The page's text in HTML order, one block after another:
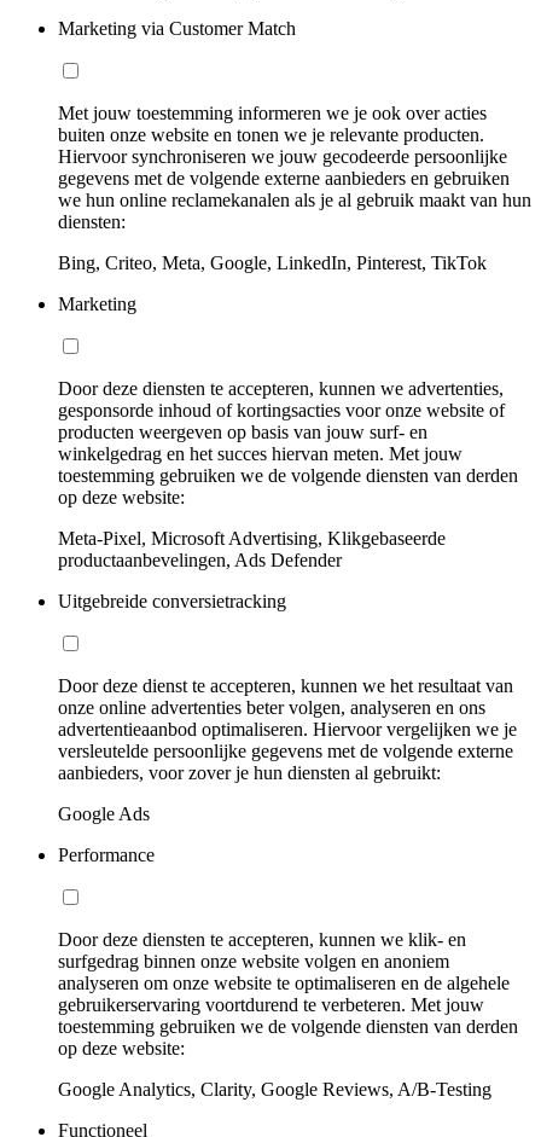
Marketing via Customer Match
Met jouw toestemming informeren we je ook over acties
buiten onze website en tonen we je relevante producten.
Hiervoor synchroniseren we jouw gecodeerde persoonlijke
gegevens met de volgende externe aanbieders en gebruiken
we hun online reclamekanalen als je al gebruik maakt van hun
diensten:
Bing, Criteo, Meta, Google, LinkedIn, Pinterest, TikTok
Marketing
Door deze diensten te accepteren, kunnen we advertenties,
gesponsorde inhoud of kortingsacties voor onze website of
producten weergeven op basis van jouw surf- en
winkelgedrag en het succes hiervan meten. Met jouw
toestemming gebruiken we de volgende diensten van derden
op deze website:
Meta-Pixel, Microsoft Advertising, Klikgebaseerde
productaanbevelingen, Ads Defender
Uitgebreide conversietracking
Door deze dienst te accepteren, kunnen we het resultaat van
onze online advertenties beter volgen, analyseren en ons
advertentieaanbod optimaliseren. Hiervoor vergelijken we je
versleutelde persoonlijke gegevens met de volgende externe
aanbieders, voor zover je hun diensten al gebruikt:
Google Ads
Performance
Door deze diensten te accepteren, kunnen we klik- en
surfgedrag binnen onze website volgen en anoniem
analyseren om onze website te optimaliseren en de algehele
gebruikerservaring voortdurend te verbeteren. Met jouw
toestemming gebruiken we de volgende diensten van derden
op deze website:
Google Analytics, Clarity, Google Reviews, A/B-Testing
Functioneel